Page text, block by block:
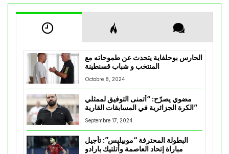
الحارس بوحلفاية يتحدث عن طموحاته مع
المنتخب و شباب قسنطينة
Octobre 8, 2024
مضوي يصرّح: “أتمنى التوفيق لممثلي
الكرة الجزائرية في المسابقات القارية”
Septembre 17, 2024
البطولة المحترفة “موبيليس”: تأجيل
مباراة إتحاد العاصمة وأتلتيك بارادو